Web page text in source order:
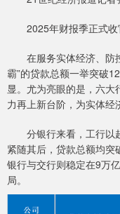
2025年财报季正式收
在服务实体经济、防
霸”的贷款总额一举突破
显。尤为亮眼的是，六
力再上新台阶，为实体经
分银行来看，工行以
紧随其后，贷款总额均
银行与交行则稳定在9万
局。